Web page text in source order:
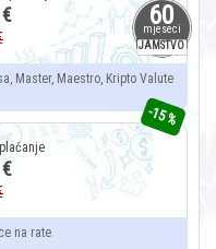
60
mjeseci
JAMSTVO
Master, Maestro, Kripto Valute
-15 %
na rate